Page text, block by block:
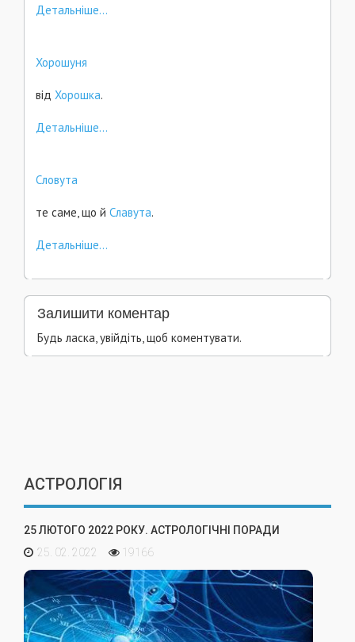
Детальніше...
Хорошуня
від Хорошка.
Детальніше...
Словута
те саме, що й Славута.
Детальніше...
Залишити коментар
Будь ласка, увійдіть, щоб коментувати.
АСТРОЛОГІЯ
25 ЛЮТОГО 2022 РОКУ. АСТРОЛОГІЧНІ ПОРАДИ
25. 02. 2022
19166